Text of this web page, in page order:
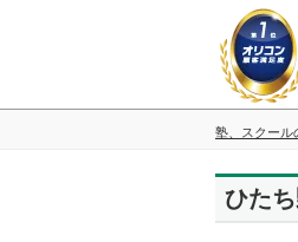
塾、スクール
ひた